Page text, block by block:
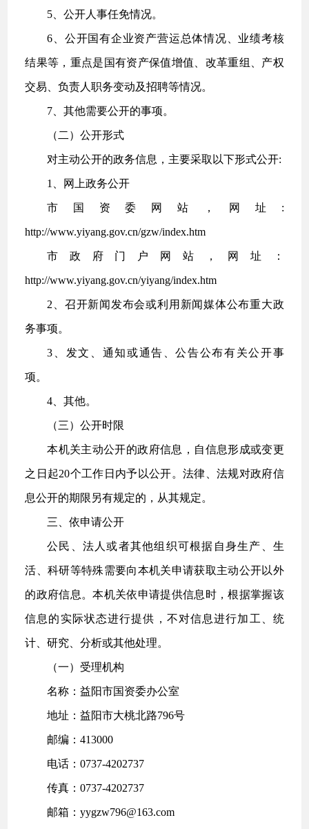
5、公开人事任免情况。
6、公开国有企业资产营运总体情况、业绩考核
结果等，重点是国有资产保值增值、改革重组、产权
交易、负责人职务变动及招聘等情况。
7、其他需要公开的事项。
（二）公开形式
对主动公开的政务信息，主要采取以下形式公开:
1、网上政务公开
市国资委网站，网址:
http://www.yiyang.gov.cn/gzw/index.htm
市政府门户网站，网址：
http://www.yiyang.gov.cn/yiyang/index.htm
2、召开新闻发布会或利用新闻媒体公布重大政
务事项。
3、发文、通知或通告、公告公布有关公开事
项。
4、其他。
（三）公开时限
本机关主动公开的政府信息，自信息形成或变更
之日起20个工作日内予以公开。法律、法规对政府信
息公开的期限另有规定的，从其规定。
三、依申请公开
公民、法人或者其他组织可根据自身生产、生
活、科研等特殊需要向本机关申请获取主动公开以外
的政府信息。本机关依申请提供信息时，根据掌握该
信息的实际状态进行提供，不对信息进行加工、统
计、研究、分析或其他处理。
（一）受理机构
名称：益阳市国资委办公室
地址：益阳市大桃北路796号
邮编：413000
电话：0737-4202737
传真：0737-4202737
邮箱：yygzw796@163.com